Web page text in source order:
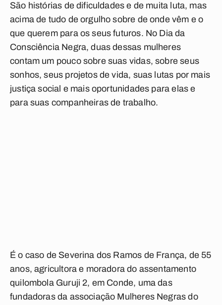
São histórias de dificuldades e de muita luta, mas
acima de tudo de orgulho sobre de onde vêm e o
que querem para os seus futuros. No Dia da
Consciência Negra, duas dessas mulheres
contam um pouco sobre suas vidas, sobre seus
sonhos, seus projetos de vida, suas lutas por mais
justiça social e mais oportunidades para elas e
para suas companheiras de trabalho.
É o caso de Severina dos Ramos de França, de 55
anos, agricultora e moradora do assentamento
quilombola Guruji 2, em Conde, uma das
fundadoras da associação Mulheres Negras do